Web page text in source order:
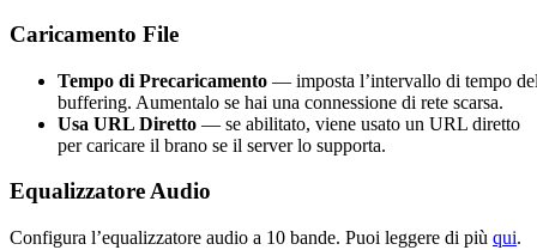
Caricamento File
Tempo di Precaricamento — imposta l’intervallo di tempo
buffering. Aumentalo se hai una connessione di rete scarsa.
Usa URL Diretto — se abilitato, viene usato un URL diretto
per caricare il brano se il server lo supporta.
Equalizzatore Audio
Configura l’equalizzatore audio a 10 bande. Puoi leggere di più qui.